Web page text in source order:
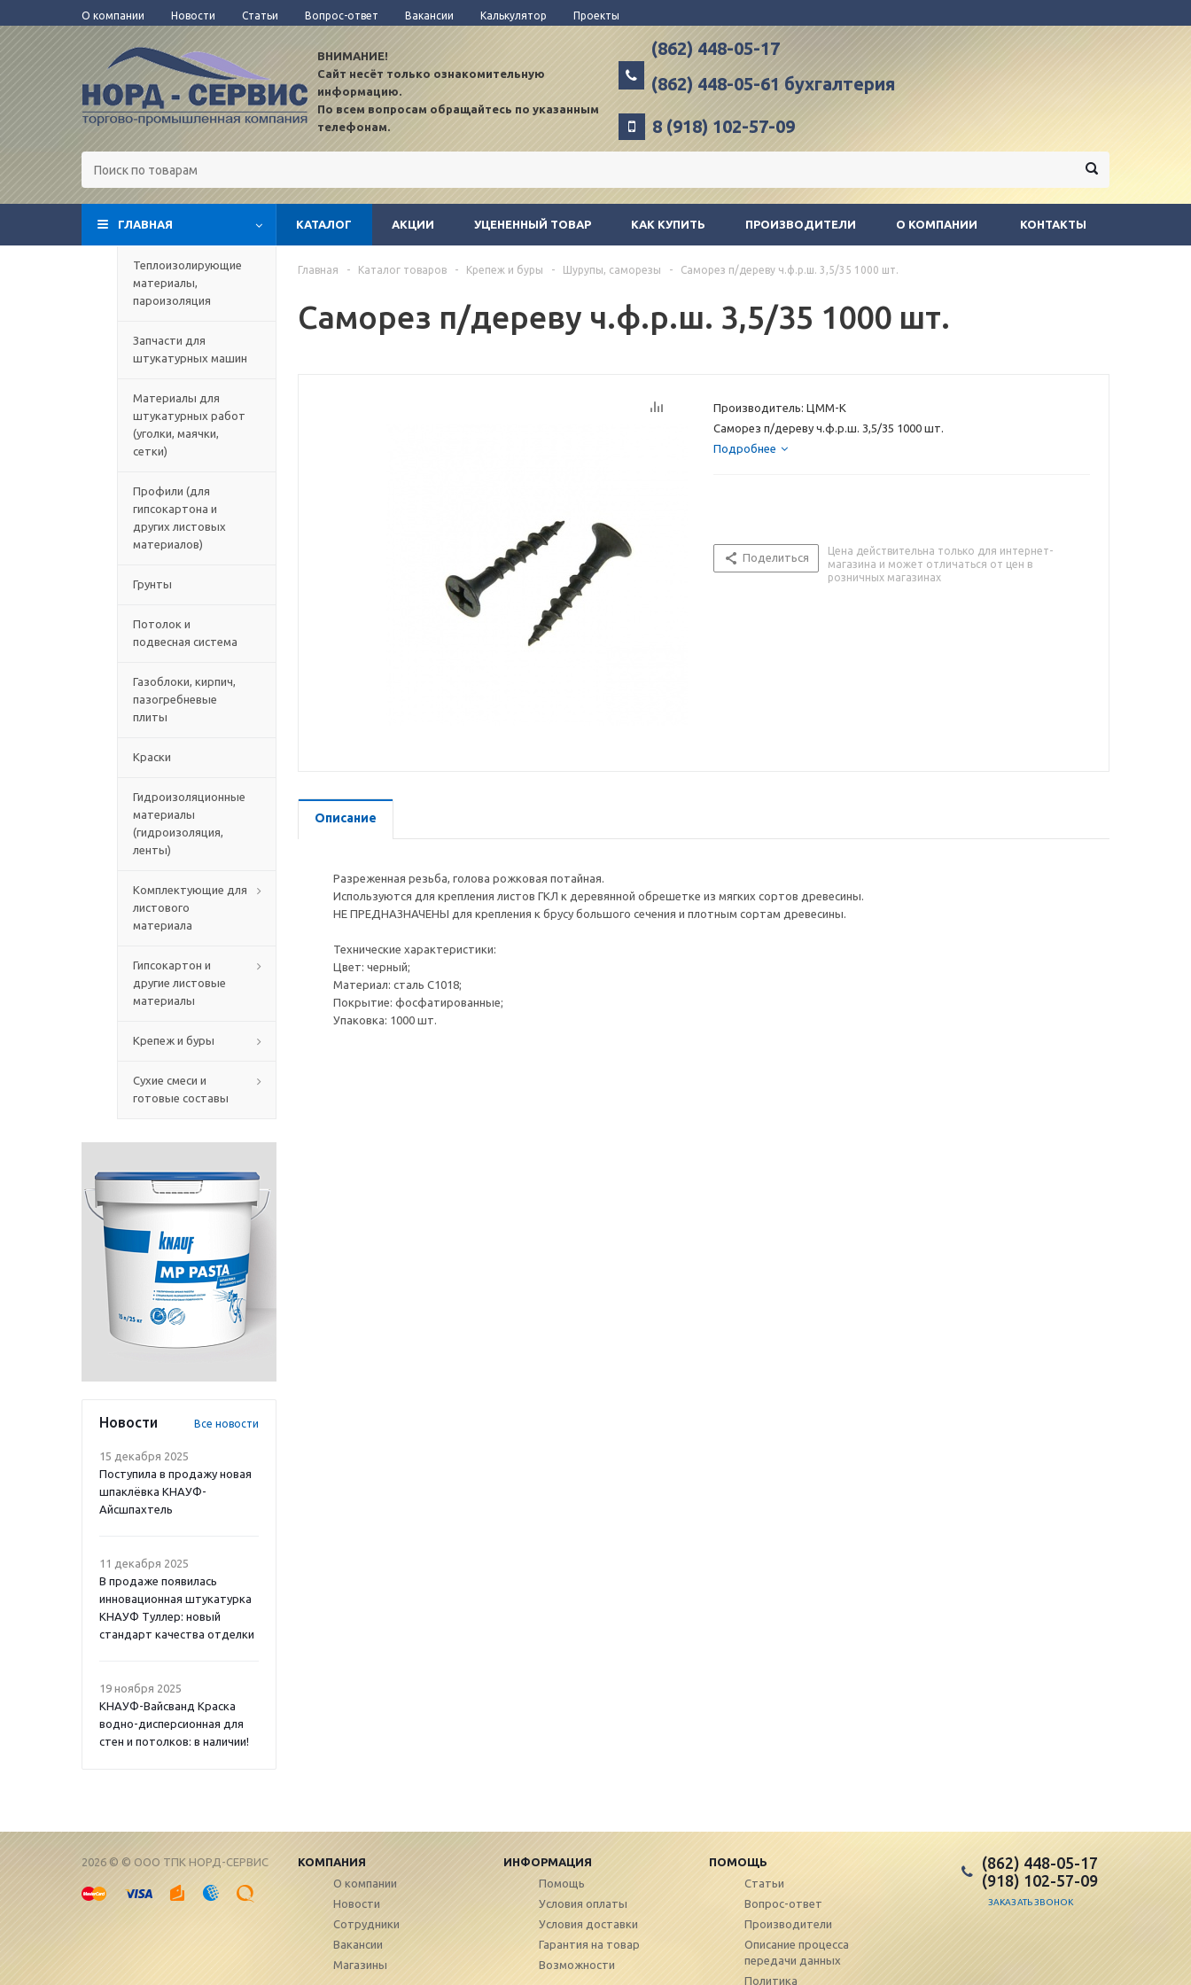
О компании Новости Статьи Вопрос-ответ Вакансии Калькулятор Проекты
ВНИМАНИЕ!
Сайт несёт только ознакомительную
информацию.
По всем вопросам обращайтесь по указанным
телефонам.
(862) 448-05-17
(862) 448-05-61 бухгалтерия
8 (918) 102-57-09
ГЛАВНАЯ TEST12
КАТАЛОГ АКЦИИ УЦЕНЕННЫЙ ТОВАР КАК КУПИТЬ ПРОИЗВОДИТЕЛИ О КОМПАНИИ КОНТАКТЫ
Теплоизолирующие
материалы,
пароизоляция
Запчасти для
штукатурных машин
Материалы для
штукатурных работ
(уголки, маячки,
сетки)
Профили (для
гипсокартона и
других листовых
материалов)
Грунты
Потолок и
подвесная система
Газоблоки, кирпич,
пазогребневые
плиты
Краски
Гидроизоляционные
материалы
(гидроизоляция,
ленты)
Комплектующие для
листового
материала
Гипсокартон и
другие листовые
материалы
Крепеж и буры
Сухие смеси и
готовые составы
Новости Все новости
15 декабря 2025
Поступила в продажу новая
шпаклёвка КНАУФ-
Айсшпахтель
11 декабря 2025
В продаже появилась
инновационная штукатурка
КНАУФ Туллер: новый
стандарт качества отделки
19 ноября 2025
КНАУФ-Вайсванд Краска
водно-дисперсионная для
стен и потолков: в наличии!
Главная - Каталог товаров - Крепеж и буры - Шурупы, саморезы - Саморез п/дереву ч.ф.р.ш. 3,5/35 1000 шт.
Саморез п/дереву ч.ф.р.ш. 3,5/35 1000 шт.
Производитель: ЦММ-К
Саморез п/дереву ч.ф.р.ш. 3,5/35 1000 шт.
Подробнее
Поделиться
Цена действительна только для интернет-
магазина и может отличаться от цен в
розничных магазинах
Описание
Разреженная резьба, голова рожковая потайная.
Используются для крепления листов ГКЛ к деревянной обрешетке из мягких сортов древесины.
НЕ ПРЕДНАЗНАЧЕНЫ для крепления к брусу большого сечения и плотным сортам древесины.
Технические характеристики:
Цвет: черный;
Материал: сталь С1018;
Покрытие: фосфатированные;
Упаковка: 1000 шт.
2026 © © ООО ТПК НОРД-СЕРВИС КОМПАНИЯ ИНФОРМАЦИЯ
ПОМОЩЬ
О компании
Новости
Сотрудники
Вакансии
Магазины
Помощь
Условия оплаты
Условия доставки
Гарантия на товар
Возможности
Статьи
Вопрос-ответ
Производители
Описание процесса
передачи данных
Политика
(862) 448-05-17
(918) 102-57-09
ЗАКАЗАТЬ ЗВОНОК